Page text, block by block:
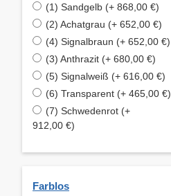
(1) Sandgelb (+ 868,00 €)
(2) Achatgrau (+ 652,00 €)
(4) Signalbraun (+ 652,00 €)
(3) Anthrazit (+ 680,00 €)
(5) Signalweiß (+ 616,00 €)
(6) Transparent (+ 465,00 €)
(7) Schwedenrot (+
912,00 €)
Farblos